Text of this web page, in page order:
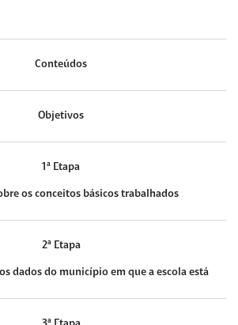
Conteúdos
Objetivos
1ª Etapa
os conceitos básicos trabalhados
2ª Etapa
dados do município em que a escola está